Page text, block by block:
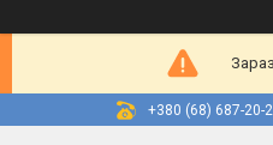
+380 (68) 687-20-